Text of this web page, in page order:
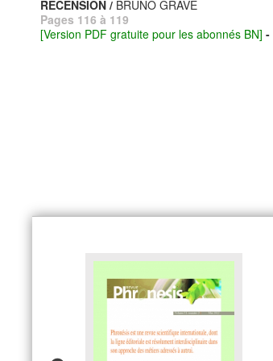
RECENSION / BRUNO GRAVE
Pages 116 à 119
[Version PDF gratuite pour les abonnés BN] -